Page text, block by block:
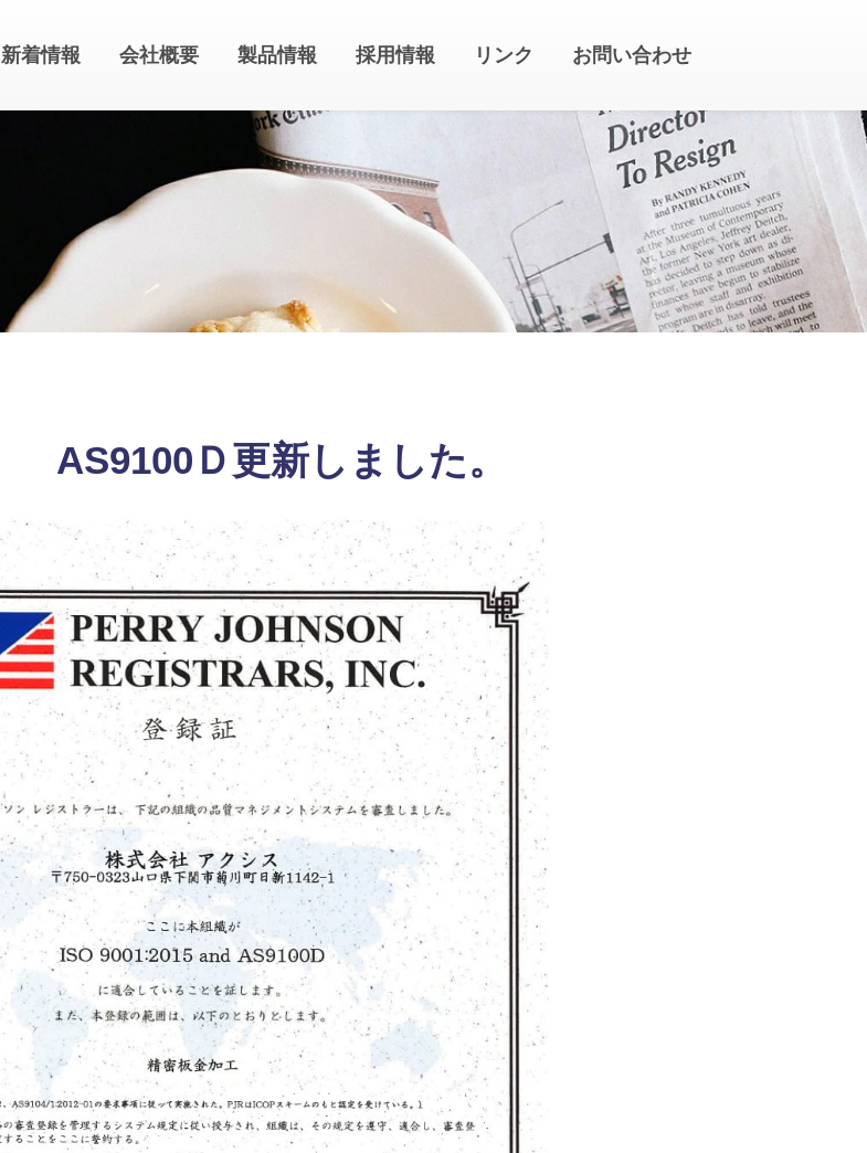
新着情報 会社概要 製品情報 採用情報 リンク お問い合わせ
AS9100Ｄ更新しました。